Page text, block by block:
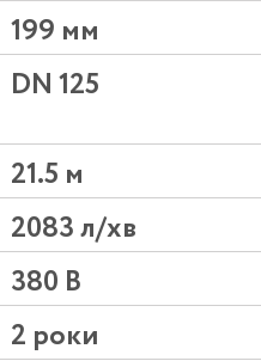
199 мм
DN 125
21.5 м
2083 л/хв
380 В
2 роки